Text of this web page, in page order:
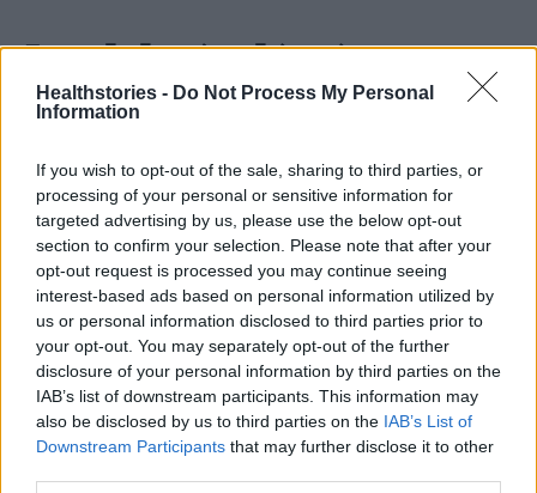
Healthstories - Do Not Process My Personal
Information
If you wish to opt-out of the sale, sharing to third parties, or
processing of your personal or sensitive information for
targeted advertising by us, please use the below opt-out
section to confirm your selection. Please note that after your
opt-out request is processed you may continue seeing
interest-based ads based on personal information utilized by
us or personal information disclosed to third parties prior to
your opt-out. You may separately opt-out of the further
disclosure of your personal information by third parties on the
IAB’s list of downstream participants. This information may
also be disclosed by us to third parties on the IAB’s List of
Downstream Participants that may further disclose it to other
Ποια η διαδικασία, η διάρκειά της και το
αποτέλεσμα;
διαρκεί 2-4 ώρες, διενεργείται με τοπική
αναισθησία και «νάρκωση», εκτός εάν
κάποιος προτιμά γενική αναισθησία (σπανίως),
και αποτελεί επέμβαση Ημερήσιας Νοσηλείας.
Οι τομές κρύβονται στις φυσικές γραμμές ή
ρυτίδες του προσώπου, στις φαβορίτες και
στις αυλακώσεις του αυτιού.
Ακόμη, ανάλογα με την έκβαση της